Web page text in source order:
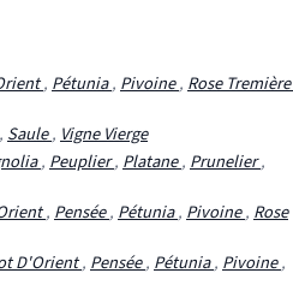
, Pétunia, Pivoine, Rose Tremière
, Saule, Vigne Vierge
, Peuplier, Platane, Prunelier,
, Pensée, Pétunia, Pivoine, Rose
D'Orient, Pensée, Pétunia, Pivoine,